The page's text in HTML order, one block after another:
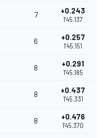
7 +0.243
1'45.137
6 +0.257
1'45.151
8 +0.291
1'45.185
8 +0.437
1'45.331
8 +0.476
1'45.370